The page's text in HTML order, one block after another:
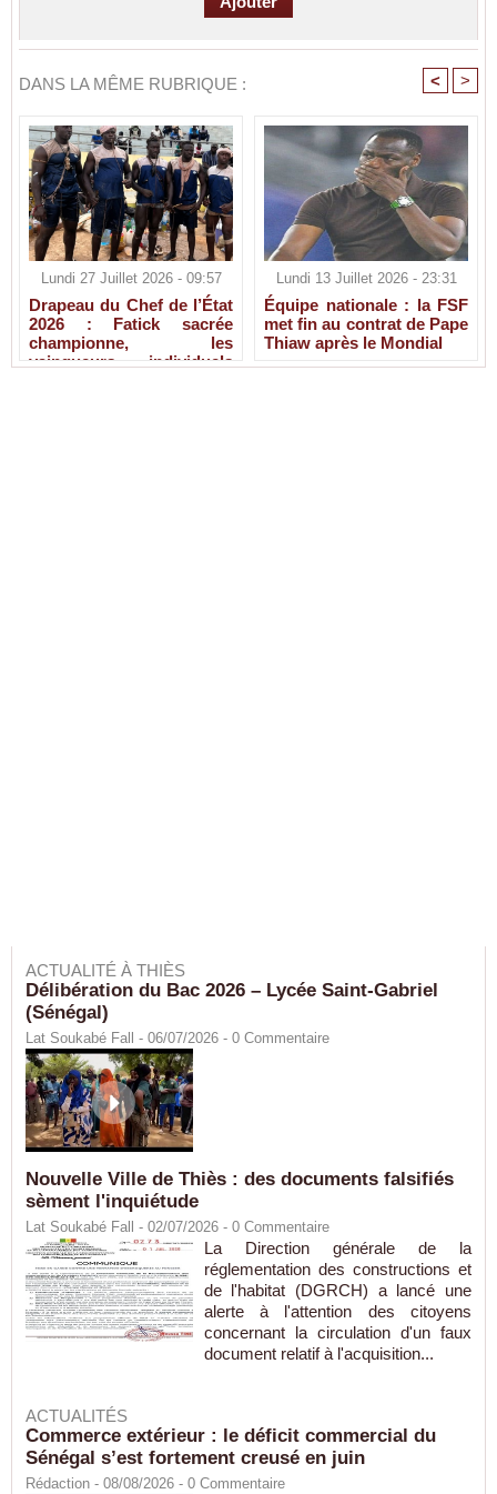
DANS LA MÊME RUBRIQUE : < >
Lundi 27 Juillet 2026 - 09:57
Drapeau du Chef de l’État
2026 : Fatick sacrée
championne, les
vainqueurs individuels
Lundi 13 Juillet 2026 - 23:31
Équipe nationale : la FSF
met fin au contrat de Pape
Thiaw après le Mondial
ACTUALITÉ À THIÈS
Délibération du Bac 2026 – Lycée Saint-Gabriel
(Sénégal)
Lat Soukabé Fall - 06/07/2026 - 0 Commentaire
Nouvelle Ville de Thiès : des documents falsifiés
sèment l'inquiétude
Lat Soukabé Fall - 02/07/2026 - 0 Commentaire
La Direction générale de la
réglementation des constructions et
de l'habitat (DGRCH) a lancé une
alerte à l'attention des citoyens
concernant la circulation d'un faux
document relatif à l'acquisition...
ACTUALITÉS
Commerce extérieur : le déficit commercial du
Sénégal s’est fortement creusé en juin
Rédaction - 08/08/2026 - 0 Commentaire